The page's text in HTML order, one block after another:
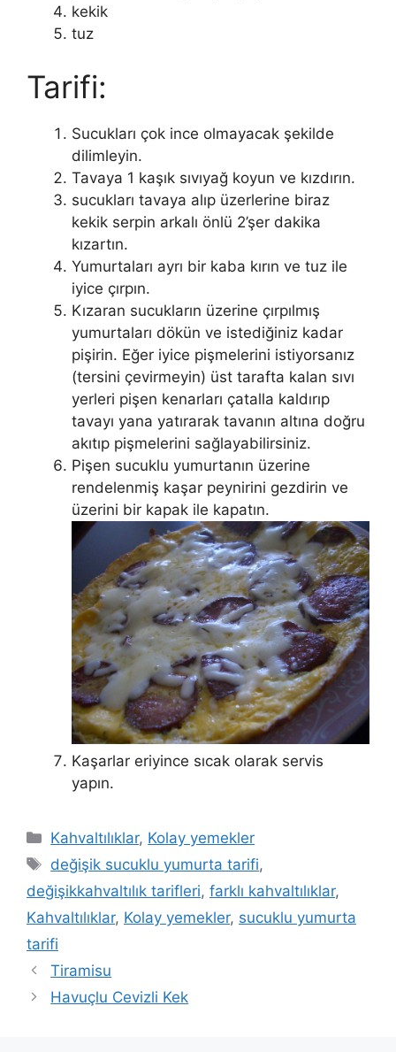
kekik
tuz
Tarifi:
Sucukları çok ince olmayacak şekilde
dilimleyin.
Tavaya 1 kaşık sıvıyağ koyun ve kızdırın.
sucukları tavaya alıp üzerlerine biraz
kekik serpin arkalı önlü 2’şer dakika
kızartın.
Yumurtaları ayrı bir kaba kırın ve tuz ile
iyice çırpın.
Kızaran sucukların üzerine çırpılmış
yumurtaları dökün ve istediğiniz kadar
pişirin. Eğer iyice pişmelerini istiyorsanız
(tersini çevirmeyin) üst tarafta kalan sıvı
yerleri pişen kenarları çatalla kaldırıp
tavayı yana yatırarak tavanın altına doğru
akıtıp pişmelerini sağlayabilirsiniz.
Pişen sucuklu yumurtanın üzerine
rendelenmiş kaşar peynirini gezdirin ve
üzerini bir kapak ile kapatın.
Kaşarlar eriyince sıcak olarak servis
yapın.
Kategoriler
Kahvaltılıklar, Kolay yemekler
Etiketler
değişik sucuklu yumurta tarifi,
değişikkahvaltılık tarifleri, farklı kahvaltılıklar,
Kahvaltılıklar, Kolay yemekler, sucuklu yumurta
tarifi
Tiramisu
Havuçlu Cevizli Kek